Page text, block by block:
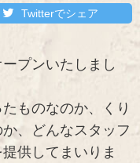
Twitterでシェア
プンいたしまし
ものなのか、くり
、どんなスタッフ
供してまいりま